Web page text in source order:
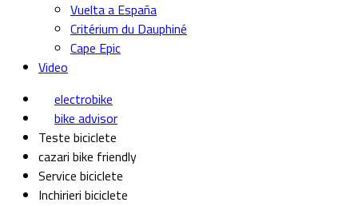
Vuelta a España
Critérium du Dauphiné
Cape Epic
Video
electrobike
bike advisor
Teste biciclete
cazari bike friendly
Service biciclete
Inchirieri biciclete